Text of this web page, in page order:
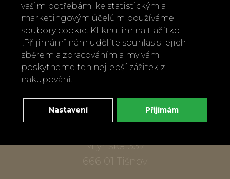
Zavolejte nám
+420 737 886 915
Napište nám
info@bylobylibo.cz
Setkejme se:
Mlýnská 337
666 01 Tišnov
vašim potřebám, ke statistickým a
marketingovým účelům používáme
soubory cookie. Kliknutím na tlačítko
„Přijímám“ nám udělíte souhlas s jejich
sběrem a zpracováním a my vám
poskytneme ten nejlepší zážitek z
nakupování.
Nastavení Přijímám